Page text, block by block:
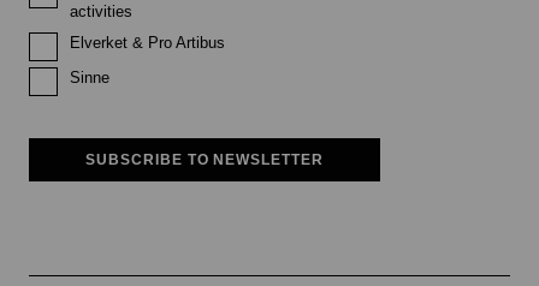
activities
Elverket & Pro Artibus
Sinne
SUBSCRIBE TO NEWSLETTER